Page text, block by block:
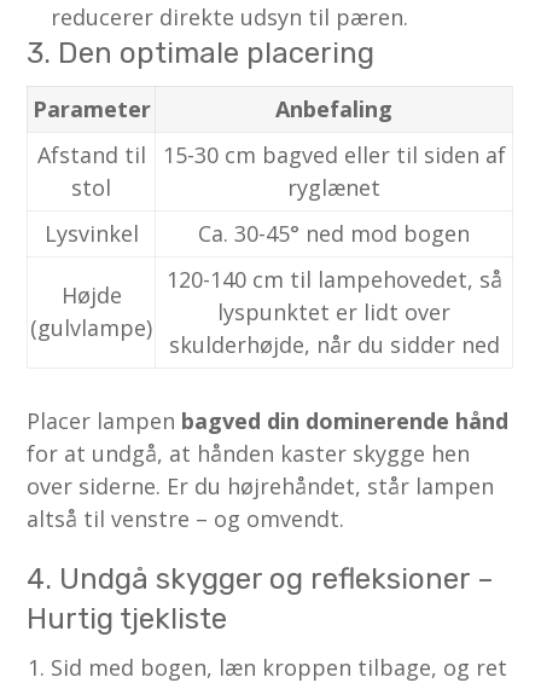
reducerer direkte udsyn til pæren.
3. Den optimale placering
Parameter
Anbefaling
Afstand til
stol
15-30 cm bagved eller til siden af
ryglænet
Lysvinkel
Ca. 30-45° ned mod bogen
Højde
(gulvlampe)
120-140 cm til lampehovedet, så
lyspunktet er lidt over
skulderhøjde, når du sidder ned
Placer lampen bagved din dominerende hånd
for at undgå, at hånden kaster skygge hen
over siderne. Er du højrehåndet, står lampen
altså til venstre – og omvendt.
4. Undgå skygger og refleksioner –
Hurtig tjekliste
Sid med bogen, læn kroppen tilbage, og ret